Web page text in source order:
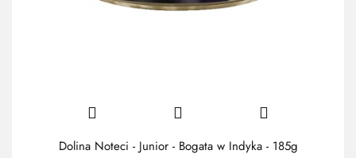
Dolina Noteci - Junior - Bogata w Indyka - 185g